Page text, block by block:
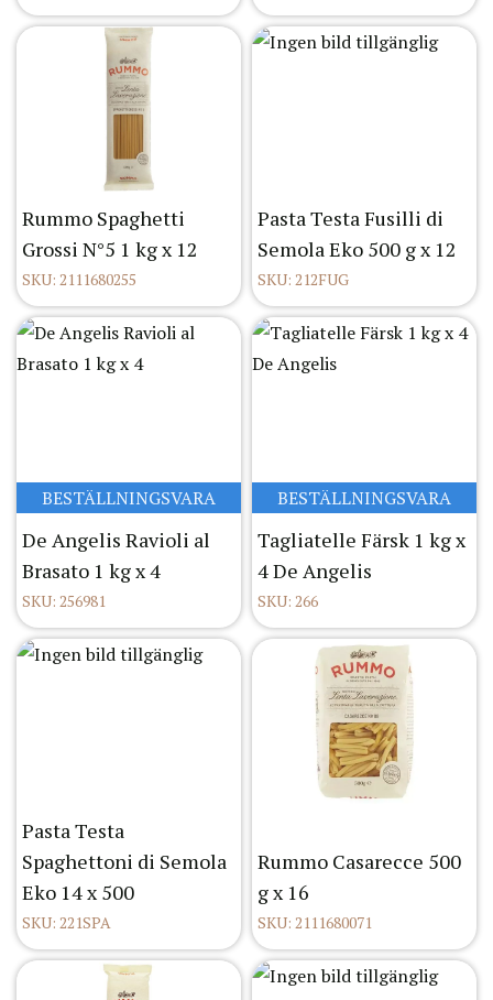
Rummo Spaghetti
Grossi N°5 1 kg x 12
SKU: 2111680255
Pasta Testa Fusilli di
Semola Eko 500 g x 12
SKU: 212FUG
BESTÄLLNINGSVARA
De Angelis Ravioli al
Brasato 1 kg x 4
SKU: 256981
BESTÄLLNINGSVARA
Tagliatelle Färsk 1 kg x
4 De Angelis
SKU: 266
Pasta Testa
Spaghettoni di Semola
Eko 14 x 500
SKU: 221SPA
Rummo Casarecce 500
g x 16
SKU: 2111680071